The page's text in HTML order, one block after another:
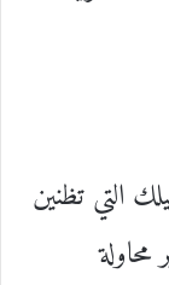
التي تظنين